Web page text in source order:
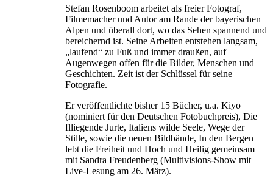
Stefan Rosenboom arbeitet als freier Fotograf,
Filmemacher und Autor am Rande der bayerischen
Alpen und überall dort, wo das Sehen spannend und
bereichernd ist. Seine Arbeiten entstehen langsam,
„laufend“ zu Fuß und immer draußen, auf
Augenwegen offen für die Bilder, Menschen und
Geschichten. Zeit ist der Schlüssel für seine
Fotografie.
Er veröffentlichte bisher 15 Bücher, u.a. Kiyo
(nominiert für den Deutschen Fotobuchpreis), Die
flliegende Jurte, Italiens wilde Seele, Wege der
Stille, sowie die neuen Bildbände, In den Bergen
lebt die Freiheit und Hoch und Heilig gemeinsam
mit Sandra Freudenberg (Multivisions-Show mit
Live-Lesung am 26. März).